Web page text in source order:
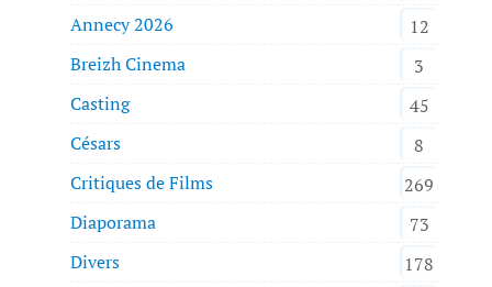
Annecy 2026
12
Breizh Cinema
3
Casting
45
Césars
8
Critiques de Films
269
Diaporama
73
Divers
178